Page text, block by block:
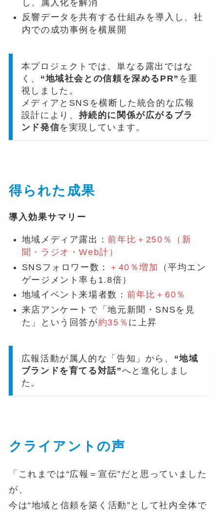
し、属人化を解消
反響データを共有する仕組みを導入し、社
内での成功事例を横展開
本プロジェクトでは、単なる露出ではな
く、 “地域社会との信頼を深めるPR” を重
視しました。
メディアとSNSを横断した統合的な広報
設計により、 持続的に関係が広がるブラ
ンド発信を実現しています。
得られた成果
導入効果サマリー
地域メディア露出：前年比＋250％（新
聞・ラジオ・Web計）
SNSフォロワー数：
＋40％増加
（平均エン
ゲージメント率も1.8倍）
地域イベント来場者数： 前年比＋60％
来店アンケートで「地元新聞・SNSを見
た」という回答が約35％ に上昇
広報活動が属人的な「告知」から、 “地域
ブランドを育てる対話”へと進化しまし
た。
クライアントの声
「これまでは“広報＝宣伝”だと思っていました
が、
今は“地域と信頼を築く活動”として社内全体で